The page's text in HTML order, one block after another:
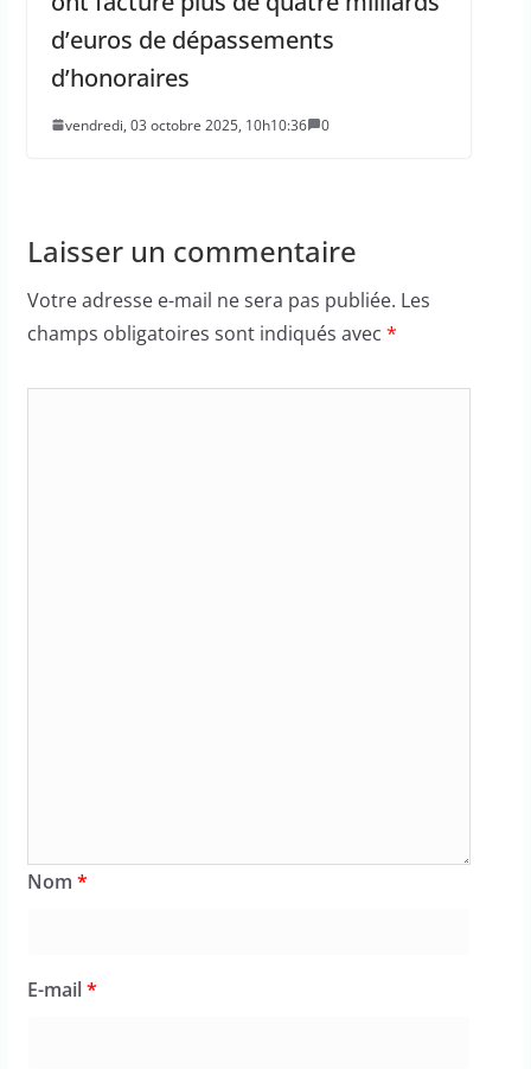
d’euros de dépassements
d’honoraires
vendredi, 03 octobre 2025, 10h10:36 0
Laisser un commentaire
Votre adresse e-mail ne sera pas publiée. Les
champs obligatoires sont indiqués avec *
Nom *
E-mail*